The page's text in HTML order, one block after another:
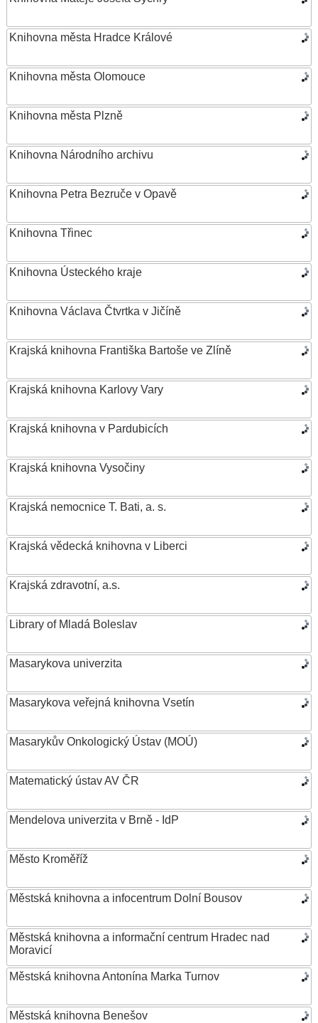
Knihovna města Hradce Králové
Knihovna města Olomouce
Knihovna města Plzně
Knihovna Národního archivu
Knihovna Petra Bezruče v Opavě
Knihovna Třinec
Knihovna Ústeckého kraje
Knihovna Václava Čtvrtka v Jičíně
Krajská knihovna Františka Bartoše ve Zlíně
Krajská knihovna Karlovy Vary
Krajská knihovna v Pardubicích
Krajská knihovna Vysočiny
Krajská nemocnice T. Bati, a. s.
Krajská vědecká knihovna v Liberci
Krajská zdravotní, a.s.
Library of Mladá Boleslav
Masarykova univerzita
Masarykova veřejná knihovna Vsetín
Masarykův Onkologický Ústav (MOÚ)
Matematický ústav AV ČR
Mendelova univerzita v Brně - IdP
Město Kroměříž
Městská knihovna a infocentrum Dolní Bousov
Městská knihovna a informační centrum Hradec nad
Moravicí
Městská knihovna Antonína Marka Turnov
Městská knihovna Benešov